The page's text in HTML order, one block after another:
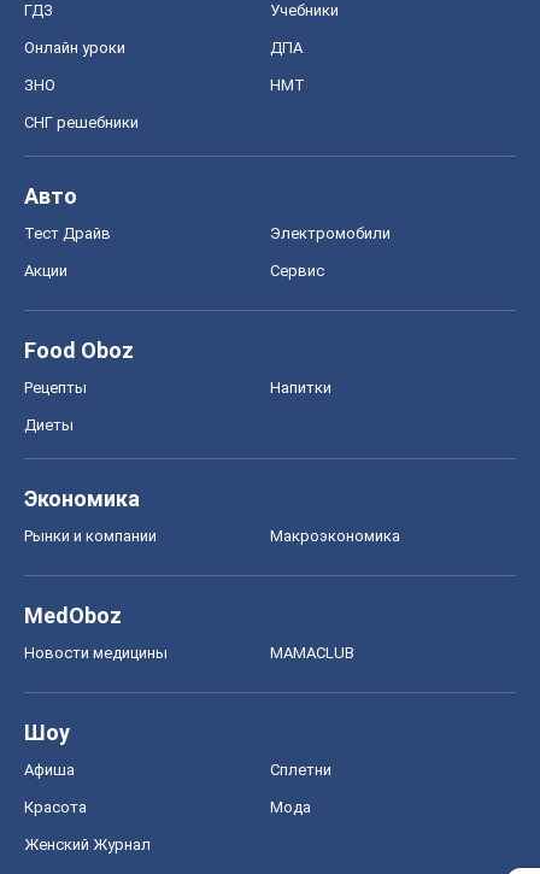
ГДЗ Учебники
Онлайн уроки ДПА
ЗНО НМТ
СНГ решебники
Авто
Тест Драйв Электромобили
Акции Сервис
Food Oboz
Рецепты Напитки
Диеты
Экономика
Рынки и компании Mакроэкономика
MedOboz
Новости медицины MAMACLUB
Шоу
Афиша Сплетни
Красота Мода
Женский Журнал